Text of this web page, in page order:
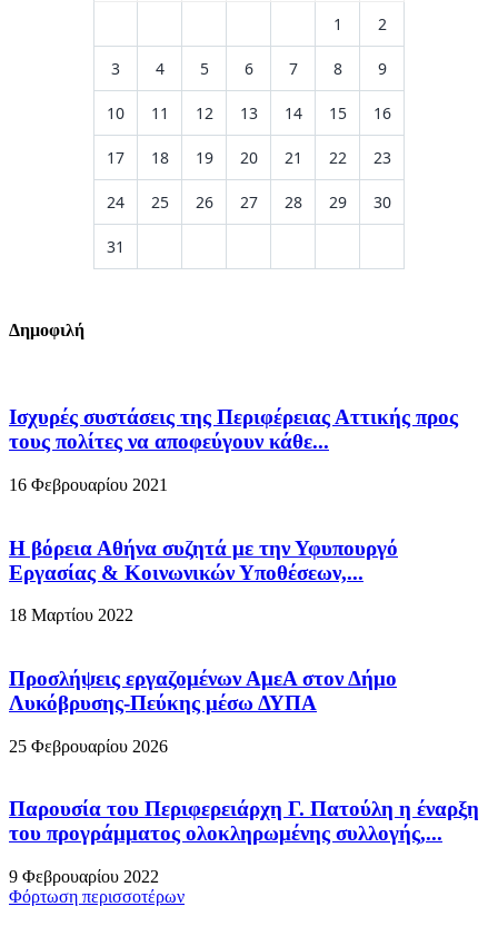
1 2
3 4 5 6 7 8 9
10 11 12 13 14 15 16
17 18 19 20 21 22 23
24 25 26 27 28 29 30
31
Δημοφιλή
Ισχυρές συστάσεις της Περιφέρειας Αττικής προς
τους πολίτες να αποφεύγουν κάθε...
16 Φεβρουαρίου 2021
Η βόρεια Αθήνα συζητά με την Υφυπουργό
Εργασίας & Κοινωνικών Υποθέσεων,...
18 Μαρτίου 2022
Προσλήψεις εργαζομένων ΑμεΑ στον Δήμο
Λυκόβρυσης-Πεύκης μέσω ΔΥΠΑ
25 Φεβρουαρίου 2026
Παρουσία του Περιφερειάρχη Γ. Πατούλη η έναρξη
του προγράμματος ολοκληρωμένης συλλογής,...
9 Φεβρουαρίου 2022
Φόρτωση περισσοτέρων